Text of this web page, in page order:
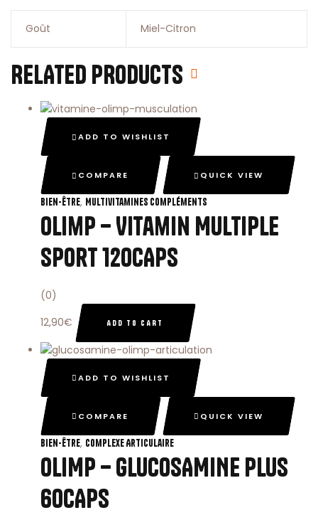
Goût Miel-Citron
RELATED PRODUCTS
ADD TO WISHLIST
COMPARE QUICK VIEW
Bien-Être, Multivitamines Compléments
Olimp – Vitamin Multiple
Sport 120CAPS
(0)
12,90€ ADD TO CART
ADD TO WISHLIST
COMPARE QUICK VIEW
Bien-Être, Complexe Articulaire
OLIMP – GLUCOSAMINE PLUS
60CAPS